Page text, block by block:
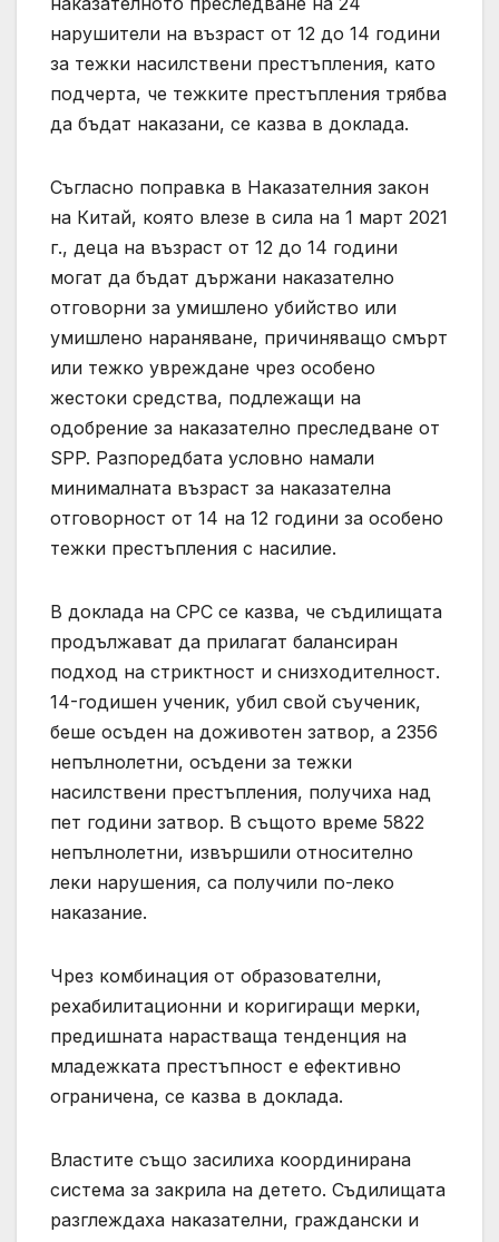
нарушители на възраст от 12 до 14 години
за тежки насилствени престъпления, като
подчерта, че тежките престъпления трябва
да бъдат наказани, се казва в доклада.
Съгласно поправка в Наказателния закон
на Китай, която влезе в сила на 1 март 2021
г., деца на възраст от 12 до 14 години
могат да бъдат държани наказателно
отговорни за умишлено убийство или
умишлено нараняване, причиняващо смърт
или тежко увреждане чрез особено
жестоки средства, подлежащи на
одобрение за наказателно преследване от
SPP. Разпоредбата условно намали
минималната възраст за наказателна
отговорност от 14 на 12 години за особено
тежки престъпления с насилие.
В доклада на СРС се казва, че съдилищата
продължават да прилагат балансиран
подход на стриктност и снизходителност.
14-годишен ученик, убил свой съученик,
беше осъден на доживотен затвор, а 2356
непълнолетни, осъдени за тежки
насилствени престъпления, получиха над
пет години затвор. В същото време 5822
непълнолетни, извършили относително
леки нарушения, са получили по-леко
наказание.
Чрез комбинация от образователни,
рехабилитационни и коригиращи мерки,
предишната нарастваща тенденция на
младежката престъпност е ефективно
ограничена, се казва в доклада.
Властите също засилиха координирана
система за закрила на детето. Съдилищата
разглеждаха наказателни, граждански и